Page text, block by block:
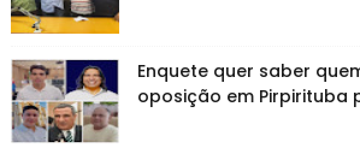
Enquete quer saber
oposição em Pirpirituba